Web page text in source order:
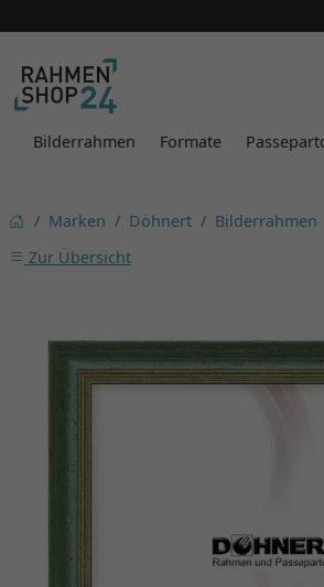
Bilderrahmen Formate
Marken Döhnert Bilderrahmen
Zur Übersicht